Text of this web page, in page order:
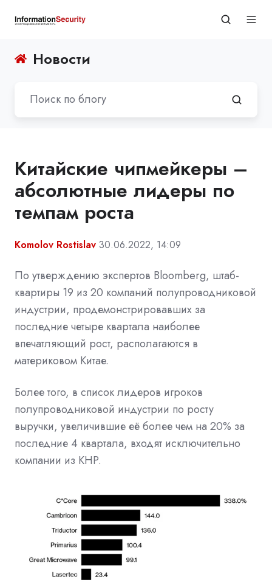
Новости
Китайские чипмейкеры –
абсолютные лидеры по
темпам роста
Komolov Rostislav 30.06.2022, 14:09
По утверждению экспертов Bloomberg, штаб-
квартиры 19 из 20 компаний полупроводниковой
индустрии, продемонстрировавших за
последние четыре квартала наиболее
впечатляющий рост, располагаются в
материковом Китае.
Более того, в список лидеров игроков
полупроводниковой индустрии по росту
выручки, увеличившие её более чем на 20% за
последние 4 квартала, входят исключительно
компании из КНР.